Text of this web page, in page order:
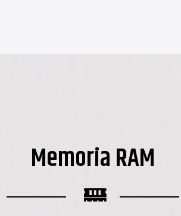
Memoria RAM